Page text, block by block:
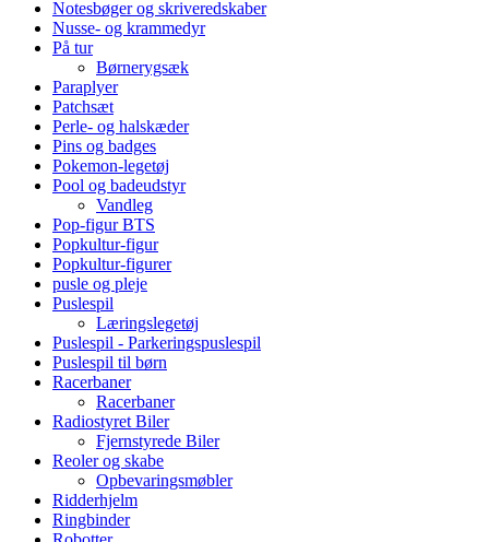
Notesbøger og skriveredskaber
Nusse- og krammedyr
På tur
Børnerygsæk
Paraplyer
Patchsæt
Perle- og halskæder
Pins og badges
Pokemon-legetøj
Pool og badeudstyr
Vandleg
Pop-figur BTS
Popkultur-figur
Popkultur-figurer
pusle og pleje
Puslespil
Læringslegetøj
Puslespil - Parkeringspuslespil
Puslespil til børn
Racerbaner
Racerbaner
Radiostyret Biler
Fjernstyrede Biler
Reoler og skabe
Opbevaringsmøbler
Ridderhjelm
Ringbinder